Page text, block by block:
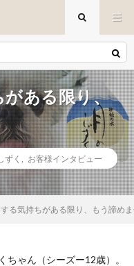
ある限り、
ずく お客様インタビュー
る気持ちがある限り、もう諦め
ゃん（シーズー12歳）。